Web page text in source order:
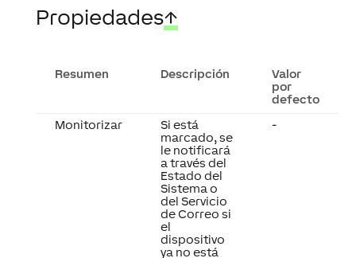
Propiedades↑
Resumen Descripción
Valor
por
defecto
Monitorizar
Si está
marcado, se
le notificará
a través del
Estado del
Sistema o
del Servicio
de Correo si
el
dispositivo
ya no está
-